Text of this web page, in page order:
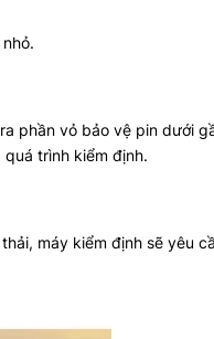
phần vỏ bảo vệ pin dưới
trình kiểm định.
máy kiểm định sẽ yêu